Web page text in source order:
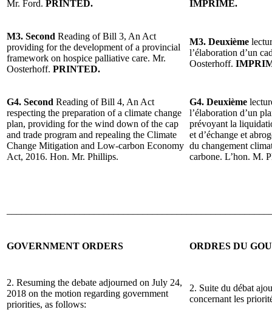
Mr. Ford. PRINTED.
IMPRIMÉ.
M3. Second Reading of Bill 3, An Act
providing for the development of a provincial
framework on hospice palliative care. Mr.
Oosterhoff. PRINTED.
M3. Deuxième
l’élaboration d’un
Oosterhoff.
G4. Second Reading of Bill 4, An Act
respecting the preparation of a climate change
plan, providing for the wind down of the cap
and trade program and repealing the Climate
Change Mitigation and Low-carbon Economy
Act, 2016. Hon. Mr. Phillips.
G4. Deuxième
l’élaboration d’un
prévoyant la
et d’échange et
du changement
carbone. L’hon. M.
GOVERNMENT ORDERS ORDRES DU
2. Resuming the debate adjourned on July 24,
2018 on the motion regarding government
priorities, as follows:
2. Suite du débat
concernant les